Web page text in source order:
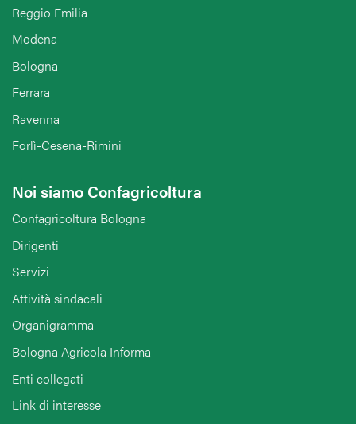
Reggio Emilia
Modena
Bologna
Ferrara
Ravenna
Forlì-Cesena-Rimini
Noi siamo Confagricoltura
Confagricoltura Bologna
Dirigenti
Servizi
Attività sindacali
Organigramma
Bologna Agricola Informa
Enti collegati
Link di interesse